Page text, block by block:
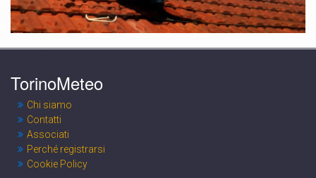
TorinoMeteo
Chi siamo
Contatti
Associati
Perché registrarsi
Cookie Policy